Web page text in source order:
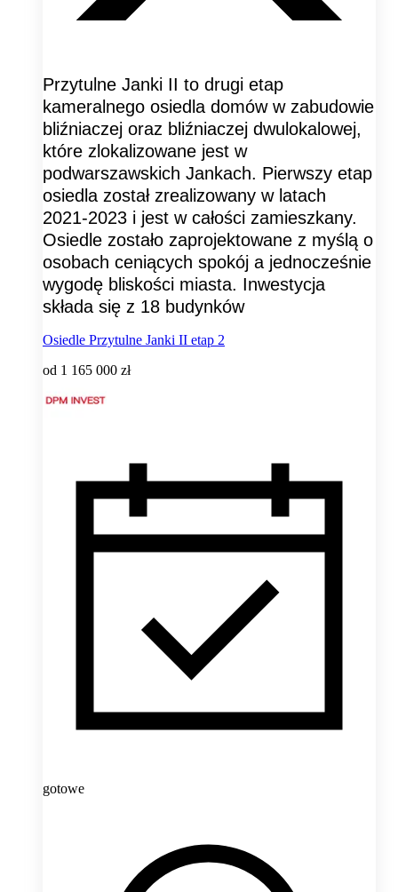
Przytulne Janki II to drugi etap
kameralnego osiedla domów w zabudowie
bliźniaczej oraz bliźniaczej dwulokalowej,
które zlokalizowane jest w
podwarszawskich Jankach. Pierwszy etap
osiedla został zrealizowany w latach
2021-2023 i jest w całości zamieszkany.
Osiedle zostało zaprojektowane z myślą o
osobach ceniących spokój a jednocześnie
wygodę bliskości miasta. Inwestycja
składa się z 18 budynków
Osiedle Przytulne Janki II etap 2
od 1 165 000 zł
gotowe